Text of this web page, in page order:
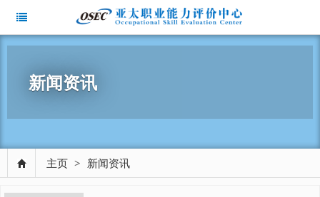
新闻资讯
主页 > 新闻资讯